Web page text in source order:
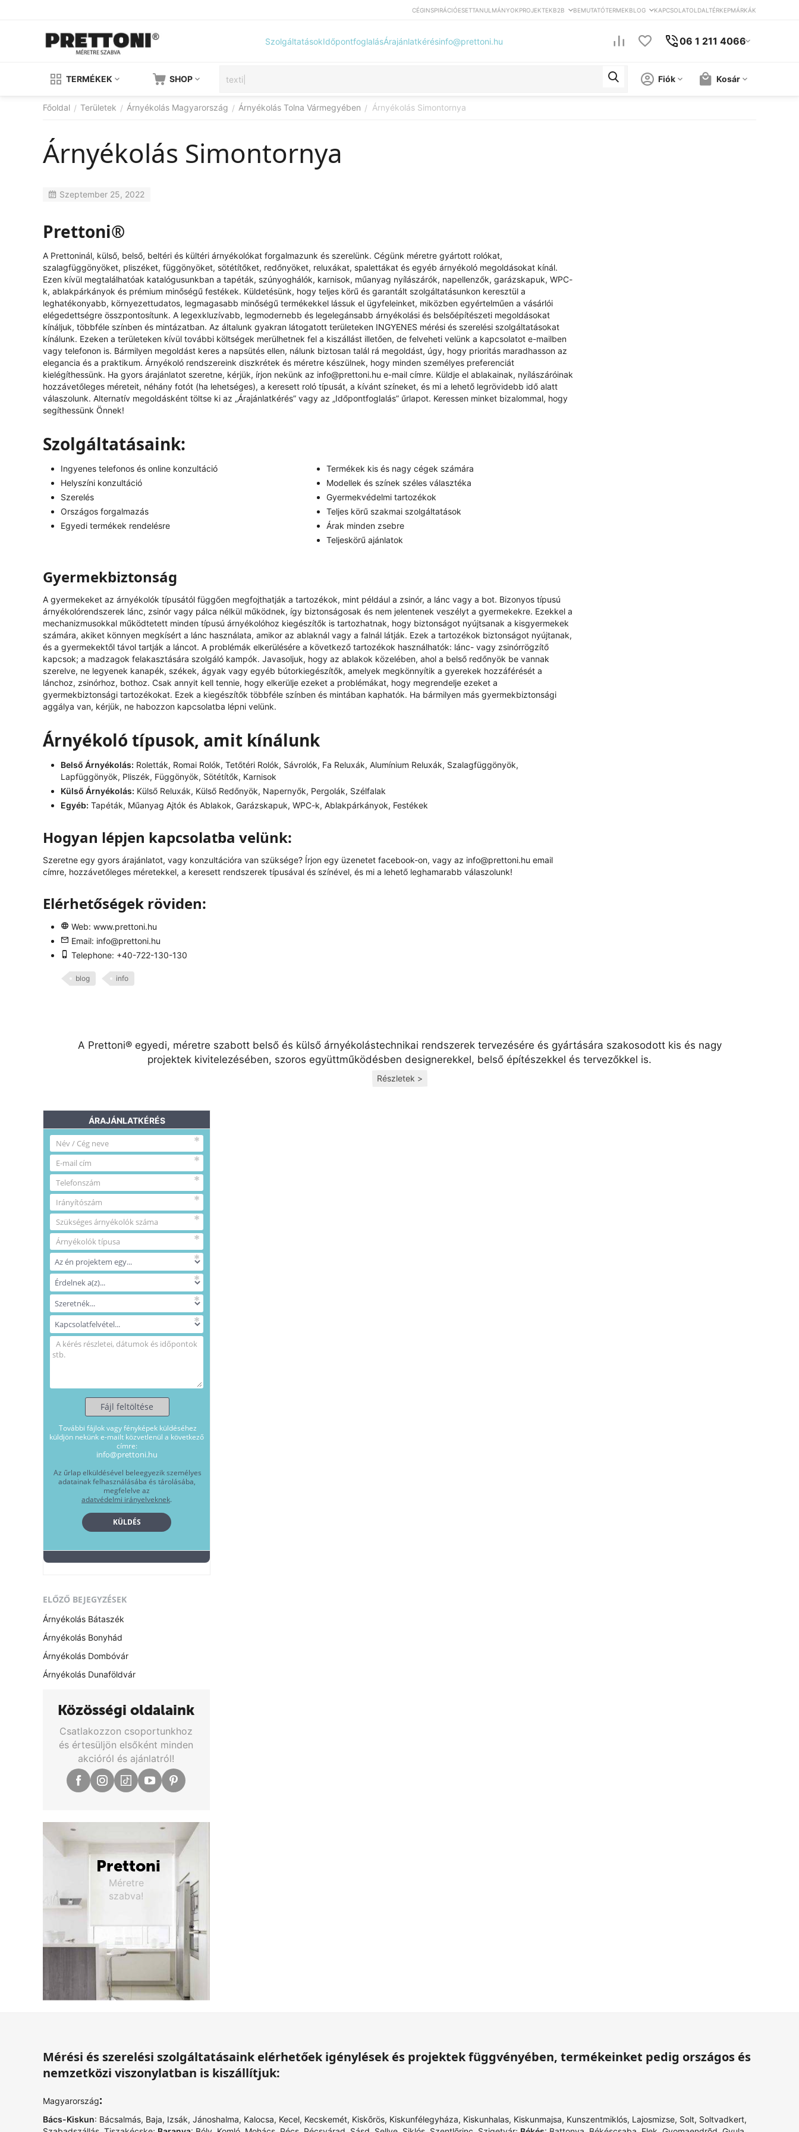
CÉGINSPIRÁCIÓESETTANULMÁNYOKPROJEKTEKB2B BEMUTATÓTERMEKBLOG KAPCSOLATOLDALTÉRKEPMÁRKÁK
SzolgáltatásokIdőpontfoglalásÁrajánlatkérésinfo@prettoni.hu 06 1 211 4066
TERMÉKEK SHOP Kosár
Fiók
Főoldal / Területek / Árnyékolás Magyarország / Árnyékolás Tolna Vármegyében / Árnyékolás Simontornya
Árnyékolás Simontornya
Szeptember 25, 2022
Prettoni®
A Prettoninál, külső, belső, beltéri és kültéri árnyékolókat forgalmazunk és szerelünk. Cégünk méretre gyártott rolókat,
szalagfüggönyöket, pliszéket, függönyöket, sötétítőket, redőnyöket, reluxákat, spalettákat és egyéb árnyékoló megoldásokat kínál.
Ezen kívül megtalálhatóak katalógusunkban a tapéták, szúnyoghálók, karnisok, műanyag nyílászárók, napellenzők, garázskapuk, WPC-
k, ablakpárkányok és prémium minőségű festékek. Küldetésünk, hogy teljes körű és garantált szolgáltatásunkon keresztül a
leghatékonyabb, környezettudatos, legmagasabb minőségű termékekkel lássuk el ügyfeleinket, miközben egyértelműen a vásárlói
elégedettségre összpontosítunk. A legexkluzívabb, legmodernebb és legelegánsabb árnyékolási és belsőépítészeti megoldásokat
kínáljuk, többféle színben és mintázatban. Az általunk gyakran látogatott területeken INGYENES mérési és szerelési szolgáltatásokat
kínálunk. Ezeken a területeken kívül további költségek merülhetnek fel a kiszállást illetően, de felveheti velünk a kapcsolatot e-mailben
vagy telefonon is. Bármilyen megoldást keres a napsütés ellen, nálunk biztosan talál rá megoldást, úgy, hogy prioritás maradhasson az
elegancia és a praktikum. Árnyékoló rendszereink diszkrétek és méretre készülnek, hogy minden személyes preferenciát
kielégíthessünk. Ha gyors árajánlatot szeretne, kérjük, írjon nekünk az info@prettoni.hu e-mail címre. Küldje el ablakainak, nyílászáróinak
hozzávetőleges méreteit, néhány fotót (ha lehetséges), a keresett roló típusát, a kívánt színeket, és mi a lehető legrövidebb idő alatt
válaszolunk. Alternatív megoldásként töltse ki az „Árajánlatkérés” vagy az „Időpontfoglalás” űrlapot. Keressen minket bizalommal, hogy
segíthessünk Önnek!
Szolgáltatásaink:
Ingyenes telefonos és online konzultáció
Helyszíni konzultáció
Szerelés
Országos forgalmazás
Egyedi termékek rendelésre
Termékek kis és nagy cégek számára
Modellek és színek széles választéka
Gyermekvédelmi tartozékok
Teljes körű szakmai szolgáltatások
Árak minden zsebre
Teljeskörű ajánlatok
Gyermekbiztonság
A gyermekeket az árnyékolók típusától függően megfojthatják a tartozékok, mint például a zsinór, a lánc vagy a bot. Bizonyos típusú
árnyékolórendszerek lánc, zsinór vagy pálca nélkül működnek, így biztonságosak és nem jelentenek veszélyt a gyermekekre. Ezekkel a
mechanizmusokkal működtetett minden típusú árnyékolóhoz kiegészítők is tartozhatnak, hogy biztonságot nyújtsanak a kisgyermekek
számára, akiket könnyen megkísért a lánc használata, amikor az ablaknál vagy a falnál látják. Ezek a tartozékok biztonságot nyújtanak,
és a gyermekektől távol tartják a láncot. A problémák elkerülésére a következő tartozékok használhatók: lánc- vagy zsinórrögzítő
kapcsok; a madzagok felakasztására szolgáló kampók. Javasoljuk, hogy az ablakok közelében, ahol a belső redőnyök be vannak
szerelve, ne legyenek kanapék, székek, ágyak vagy egyéb bútorkiegészítők, amelyek megkönnyítik a gyerekek hozzáférését a
lánchoz, zsinórhoz, bothoz. Csak annyit kell tennie, hogy elkerülje ezeket a problémákat, hogy megrendelje ezeket a
gyermekbiztonsági tartozékokat. Ezek a kiegészítők többféle színben és mintában kaphatók. Ha bármilyen más gyermekbiztonsági
aggálya van, kérjük, ne habozzon kapcsolatba lépni velünk.
Árnyékoló típusok, amit kínálunk
Belső Árnyékolás: Roletták, Romai Rolók, Tetőtéri Rolók, Sávrolók, Fa Reluxák, Alumínium Reluxák, Szalagfüggönyök,
Lapfüggönyök, Pliszék, Függönyök, Sötétítők, Karnisok
Külső Árnyékolás: Külső Reluxák, Külső Redőnyök, Napernyők, Pergolák, Szélfalak
Egyéb: Tapéták, Műanyag Ajtók és Ablakok, Garázskapuk, WPC-k, Ablakpárkányok, Festékek
Hogyan lépjen kapcsolatba velünk:
Szeretne egy gyors árajánlatot, vagy konzultációra van szüksége? Írjon egy üzenetet facebook-on, vagy az info@prettoni.hu email
címre, hozzávetőleges méretekkel, a keresett rendszerek típusával és színével, és mi a lehető leghamarabb válaszolunk!
Elérhetőségek röviden:
Web: www.prettoni.hu
Email: info@prettoni.hu
Telephone: +40-722-130-130
blog info
A Prettoni® egyedi, méretre szabott belső és külső árnyékolástechnikai rendszerek tervezésére és gyártására szakosodott kis és nagy
projektek kivitelezésében, szoros együttműködésben designerekkel, belső építészekkel és tervezőkkel is.
Részletek >
ÁRAJÁNLATKÉRÉS
ELŐZŐ BEJEGYZÉSEK
Árnyékolás Bátaszék
Árnyékolás Bonyhád
Árnyékolás Dombóvár
Árnyékolás Dunaföldvár
Közösségi oldalaink
Csatlakozzon csoportunkhoz
és értesüljön elsőként minden
akcióról és ajánlatról!
Prettoni
Méretre
szabva!
Mérési és szerelési szolgáltatásaink elérhetőek igénylések és projektek függvényében, termékeinket pedig országos és
nemzetközi viszonylatban is kiszállítjuk:
Magyarország:
Bács-Kiskun: Bácsalmás, Baja, Izsák, Jánoshalma, Kalocsa, Kecel, Kecskemét, Kiskõrös, Kiskunfélegyháza, Kiskunhalas, Kiskunmajsa, Kunszentmiklós, Lajosmizse, Solt, Soltvadkert,